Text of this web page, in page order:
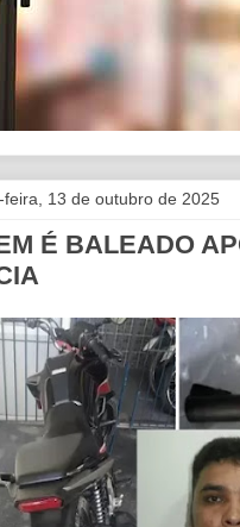
feira, 13 de outubro de 2025
É BALEADO